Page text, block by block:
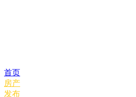
首页
房产
发布